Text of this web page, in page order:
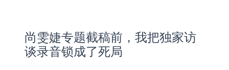
尚雯婕专题截稿前，我把独家访
谈录音锁成了死局